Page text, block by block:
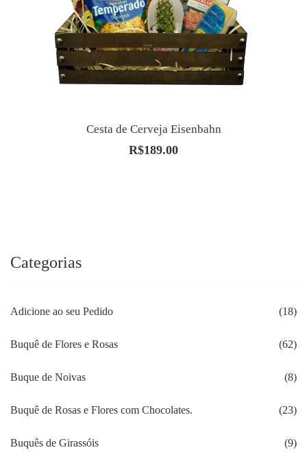
Cesta de Cerveja Eisenbahn
R$189.00
Categorias
Adicione ao seu Pedido (18)
Buquê de Flores e Rosas (62)
Buque de Noivas (8)
Buquê de Rosas e Flores com Chocolates. (23)
Buquês de Girassóis (9)